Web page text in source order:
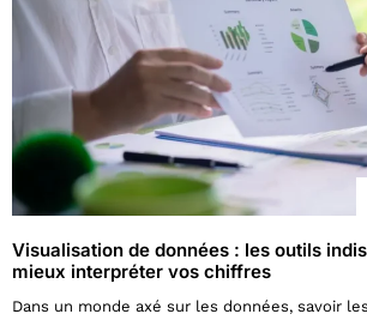
Visualisation de données : les outils
mieux interpréter vos chiffres
Dans un monde axé sur les données, savoir